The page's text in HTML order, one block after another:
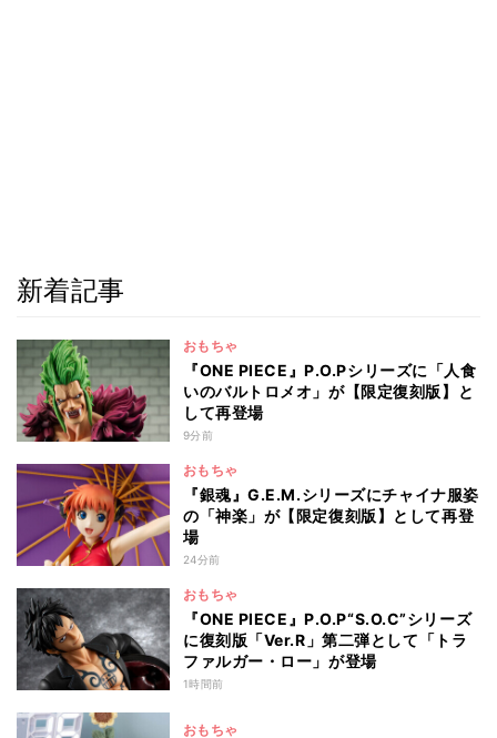
新着記事
おもちゃ
『ONE PIECE』P.O.Pシリーズに「人食
いのバルトロメオ」が【限定復刻版】と
して再登場
9分前
おもちゃ
『銀魂』G.E.M.シリーズにチャイナ服姿
の「神楽」が【限定復刻版】として再登
場
24分前
おもちゃ
『ONE PIECE』P.O.P“S.O.C”シリーズ
に復刻版「Ver.R」第二弾として「トラ
ファルガー・ロー」が登場
1時間前
おもちゃ